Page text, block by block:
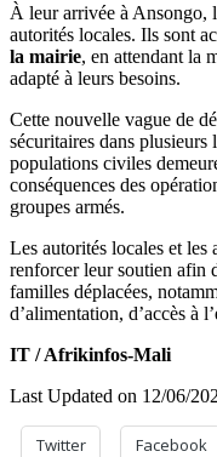
À leur arrivée à Ansongo,
autorités locales. Ils sont
la mairie, en attendant la
adapté à leurs besoins.
Cette nouvelle vague de
sécuritaires dans
populations civiles
conséquences des
groupes armés.
Les autorités locales et les
renforcer leur soutien afin
familles déplacées,
d’alimentation, d’accès à
IT / Afrikinfos-Mali
Last Updated on 12/06/
Twitter Facebook